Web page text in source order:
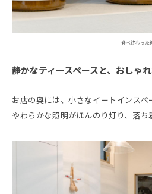
食べ終わった
静かなティースペースと、おしゃ
お店の奥には、小さなイートインスペ
やわらかな照明がほんのり灯り、落ち